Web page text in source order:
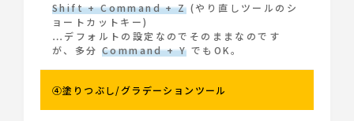
Shift + Command + Z(やり直しツールのシ
ョートカットキー)
…デフォルトの設定なのでそのままなのです
が、多分 Command + Y でもOK。
④塗りつぶし/グラデーションツール